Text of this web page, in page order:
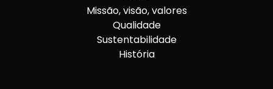
Missão, visão, valores
Qualidade
Sustentabilidade
História